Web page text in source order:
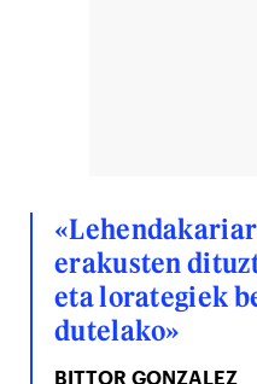
erakusten
eta lorategiek
dutelako»
BITTOR GONZALEZ